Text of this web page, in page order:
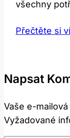
všechny
Přečtěte si
Napsat
Vaše e-
Vyžadované